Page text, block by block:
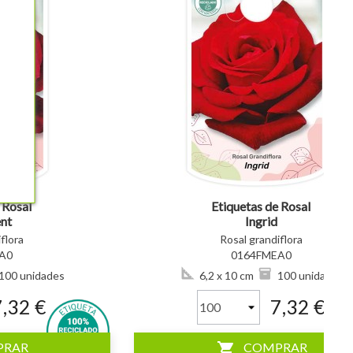
100 unidades
€
Etiquetas de Rosal
Ingrid
Rosal grandiflora
0164FMEA0
6,2 x 10 cm
100 unidades
7,32 €
shopping_cart COMPRAR